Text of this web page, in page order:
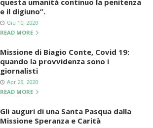
questa umanità continuo la penitenza
e il digiuno”.
Giu 10, 2020
READ MORE
Missione di Biagio Conte, Covid 19:
quando la provvidenza sono i
giornalisti
Apr 29, 2020
READ MORE
Gli auguri di una Santa Pasqua dalla
Missione Speranza e Carità